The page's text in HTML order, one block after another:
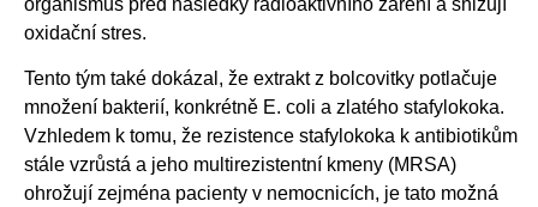
oxidační stres.
Tento tým také dokázal, že extrakt z bolcovitky potlačuje
množení bakterií, konkrétně E. coli a zlatého stafylokoka.
Vzhledem k tomu, že rezistence stafylokoka k antibiotikům
stále vzrůstá a jeho multirezistentní kmeny (MRSA)
ohrožují zejména pacienty v nemocnicích, je tato možná